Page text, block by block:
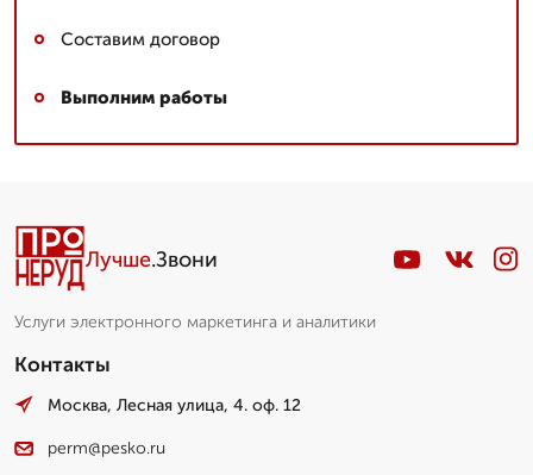
Составим договор
Выполним работы
Лучше.Звони
Услуги электронного маркетинга и аналитики
Контакты
Москва, Лесная улица, 4. оф. 12
perm@pesko.ru